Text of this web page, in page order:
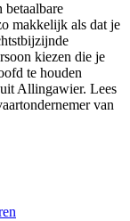
betaalbare
makkelijk als dat je
kiezen die je
te houden
Allingawier. Lees
van